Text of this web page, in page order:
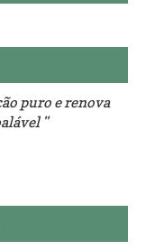
puro e renova
"